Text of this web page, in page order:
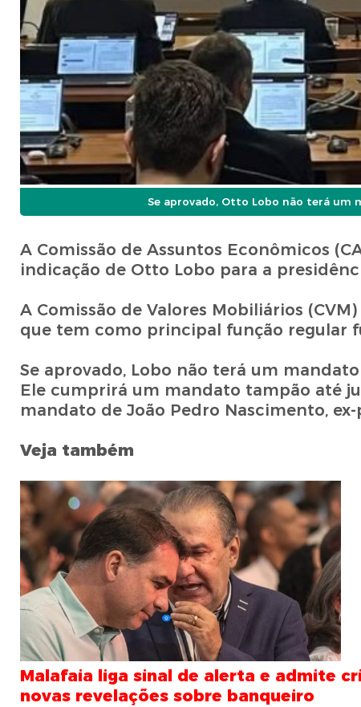
Se aprovado, Otto Lobo não terá um
A Comissão de Assuntos Econômicos
indicação de Otto Lobo para a
A Comissão de Valores Mobiliários
que tem como principal função regular
Se aprovado, Lobo não terá um
Ele cumprirá um mandato tampão até
mandato de João Pedro Nascimento,
Veja também
Malafaia liga sinal de alerta e admite
novas revelações sobre banqueiro